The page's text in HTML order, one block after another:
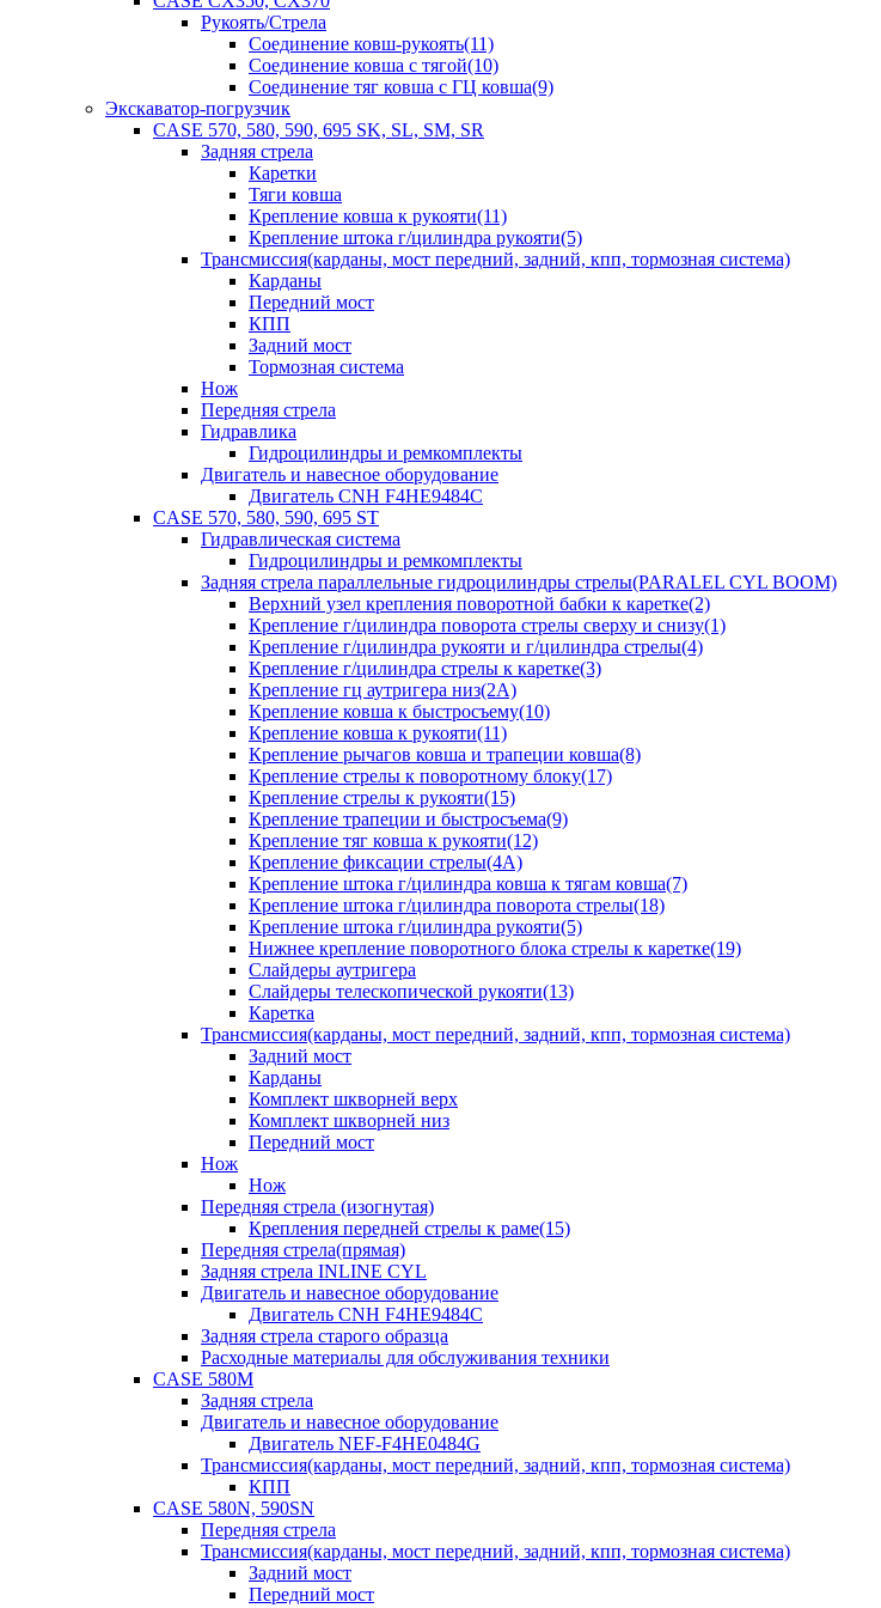
Рукоять/Стрела
Соединение ковш-рукоять(11)
Соединение ковша с тягой(10)
Соединение тяг ковша с ГЦ ковша(9)
Экскаватор-погрузчик
CASE 570, 580, 590, 695 SK, SL, SM, SR
Задняя стрела
Каретки
Тяги ковша
Крепление ковша к рукояти(11)
Крепление штока г/цилиндра рукояти(5)
Трансмиссия(карданы, мост передний, задний, кпп, тормозная система)
Карданы
Передний мост
КПП
Задний мост
Тормозная система
Нож
Передняя стрела
Гидравлика
Гидроцилиндры и ремкомплекты
Двигатель и навесное оборудование
Двигатель CNH F4HE9484C
CASE 570, 580, 590, 695 ST
Гидравлическая система
Гидроцилиндры и ремкомплекты
Задняя стрела параллельные гидроцилиндры стрелы(PARALEL CYL BOOM)
Верхний узел крепления поворотной бабки к каретке(2)
Крепление г/цилиндра поворота стрелы сверху и снизу(1)
Крепление г/цилиндра рукояти и г/цилиндра стрелы(4)
Крепление г/цилиндра стрелы к каретке(3)
Крепление гц аутригера низ(2А)
Крепление ковша к быстросъему(10)
Крепление ковша к рукояти(11)
Крепление рычагов ковша и трапеции ковша(8)
Крепление стрелы к поворотному блоку(17)
Крепление стрелы к рукояти(15)
Крепление трапеции и быстросъема(9)
Крепление тяг ковша к рукояти(12)
Крепление фиксации стрелы(4A)
Крепление штока г/цилиндра ковша к тягам ковша(7)
Крепление штока г/цилиндра поворота стрелы(18)
Крепление штока г/цилиндра рукояти(5)
Нижнее крепление поворотного блока стрелы к каретке(19)
Слайдеры аутригера
Слайдеры телескопической рукояти(13)
Каретка
Трансмиссия(карданы, мост передний, задний, кпп, тормозная система)
Задний мост
Карданы
Комплект шкворней верх
Комплект шкворней низ
Передний мост
Нож
Нож
Передняя стрела (изогнутая)
Крепления передней стрелы к раме(15)
Передняя стрела(прямая)
Задняя стрела INLINE CYL
Двигатель и навесное оборудование
Двигатель CNH F4HE9484C
Задняя стрела старого образца
Расходные материалы для обслуживания техники
CASE 580M
Задняя стрела
Двигатель и навесное оборудование
Двигатель NEF-F4HE0484G
Трансмиссия(карданы, мост передний, задний, кпп, тормозная система)
КПП
CASE 580N, 590SN
Передняя стрела
Трансмиссия(карданы, мост передний, задний, кпп, тормозная система)
Задний мост
Передний мост